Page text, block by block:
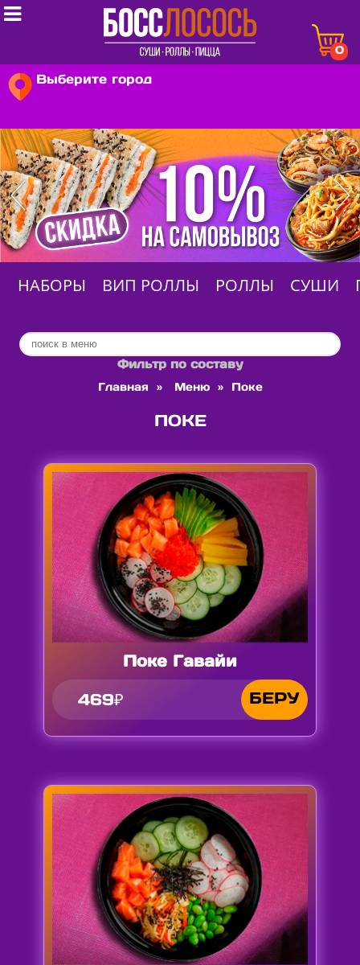
0
Выберите город

НАБОРЫ ВИП РОЛЛЫ РОЛЛЫ СУШИ
Фильтр по составу
Главная » Меню» Поке
ПОКЕ
Поке Гавайи
469₽
БЕРУ